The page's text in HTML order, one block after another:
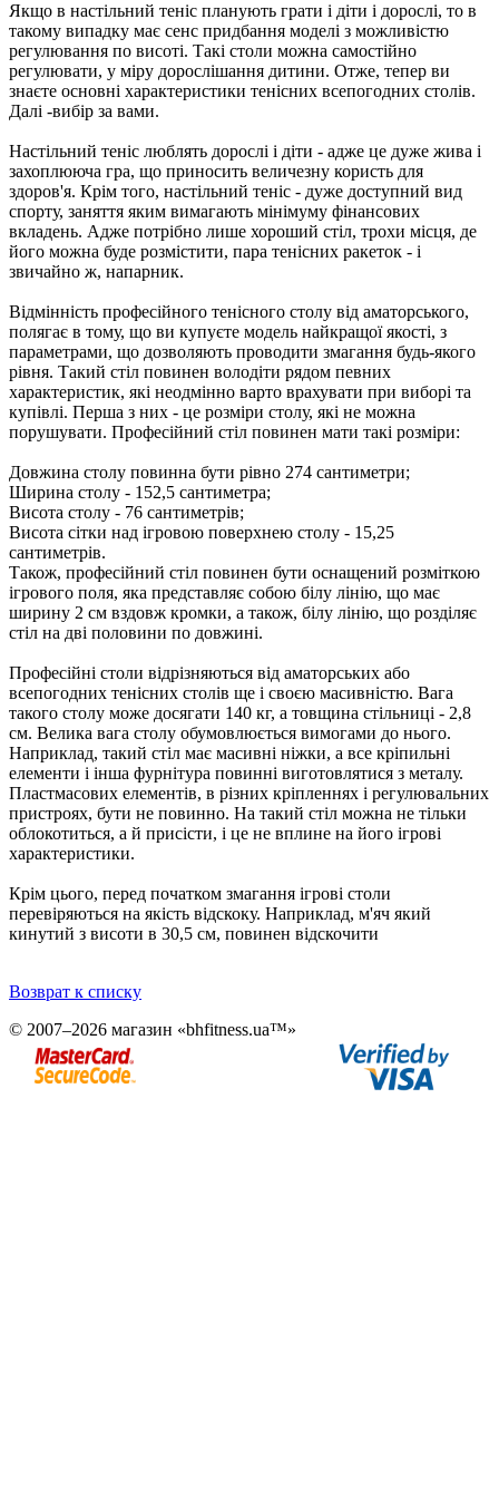
Якщо в настільний теніс планують грати і діти і дорослі, то в
такому випадку має сенс придбання моделі з можливістю
регулювання по висоті. Такі столи можна самостійно
регулювати, у міру дорослішання дитини. Отже, тепер ви
знаєте основні характеристики тенісних всепогодних столів.
Далі -вибір за вами.
Настільний теніс люблять дорослі і діти - адже це дуже жива і
захоплююча гра, що приносить величезну користь для
здоров'я. Крім того, настільний теніс - дуже доступний вид
спорту, заняття яким вимагають мінімуму фінансових
вкладень. Адже потрібно лише хороший стіл, трохи місця, де
його можна буде розмістити, пара тенісних ракеток - і
звичайно ж, напарник.
Відмінність професійного тенісного столу від аматорського,
полягає в тому, що ви купуєте модель найкращої якості, з
параметрами, що дозволяють проводити змагання будь-якого
рівня. Такий стіл повинен володіти рядом певних
характеристик, які неодмінно варто врахувати при виборі та
купівлі. Перша з них - це розміри столу, які не можна
порушувати. Професійний стіл повинен мати такі розміри:
Довжина столу повинна бути рівно 274 сантиметри;
Ширина столу - 152,5 сантиметра;
Висота столу - 76 сантиметрів;
Висота сітки над ігровою поверхнею столу - 15,25
сантиметрів.
Також, професійний стіл повинен бути оснащений розміткою
ігрового поля, яка представляє собою білу лінію, що має
ширину 2 см вздовж кромки, а також, білу лінію, що розділяє
стіл на дві половини по довжині.
Професійні столи відрізняються від аматорських або
всепогодних тенісних столів ще і своєю масивністю. Вага
такого столу може досягати 140 кг, а товщина стільниці - 2,8
см. Велика вага столу обумовлюється вимогами до нього.
Наприклад, такий стіл має масивні ніжки, а все кріпильні
елементи і інша фурнітура повинні виготовлятися з металу.
Пластмасових елементів, в різних кріпленнях і регулювальних
пристроях, бути не повинно. На такий стіл можна не тільки
облокотиться, а й присісти, і це не вплине на його ігрові
характеристики.
Крім цього, перед початком змагання ігрові столи
перевіряються на якість відскоку. Наприклад, м'яч який
кинутий з висоти в 30,5 см, повинен відскочити
Возврат к списку
© 2007–2026 магазин «bhfitness.ua™»